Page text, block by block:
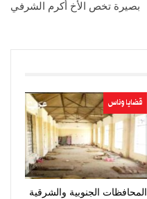
بصيرة تخص الأخ أكرم الشرفي
قضايا وناس
المحافظات الجنوبية والشرقية